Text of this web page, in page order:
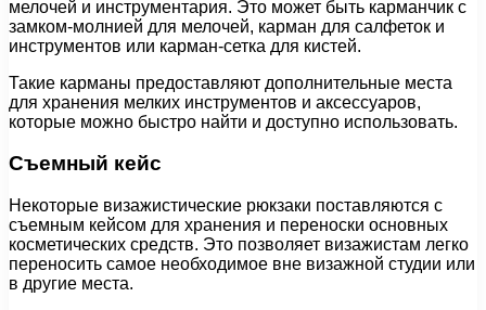
мелочей и инструментария. Это может быть карманчик с
замком-молнией для мелочей, карман для салфеток и
инструментов или карман-сетка для кистей.
Такие карманы предоставляют дополнительные места
для хранения мелких инструментов и аксессуаров,
которые можно быстро найти и доступно использовать.
Съемный кейс
Некоторые визажистические рюкзаки поставляются с
съемным кейсом для хранения и переноски основных
косметических средств. Это позволяет визажистам легко
переносить самое необходимое вне визажной студии или
в другие места.